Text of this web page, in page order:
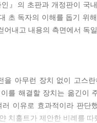
은 곳에 은장도처럼 지녀
에서
인』의 초판과 개정판이
초 독자의 이해를 돕기 위
어내고 내용의 측면에서 독
을 아무런 장치 없이 고스
를 해결할 장치는 옮긴이
이유로 효과적이라 판단
치홀트가 제안한 비례를 따